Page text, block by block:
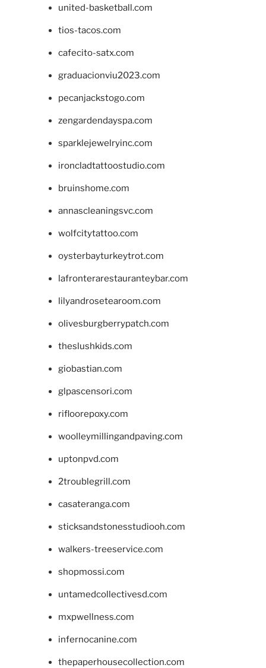
united-basketball.com
tios-tacos.com
cafecito-satx.com
graduacionviu2023.com
pecanjackstogo.com
zengardendayspa.com
sparklejewelryinc.com
ironcladtattoostudio.com
bruinshome.com
annascleaningsvc.com
wolfcitytattoo.com
oysterbayturkeytrot.com
lafronterarestauranteybar.com
lilyandrosetearoom.com
olivesburgberrypatch.com
theslushkids.com
giobastian.com
glpascensori.com
rifloorepoxy.com
woolleymillingandpaving.com
uptonpvd.com
2troublegrill.com
casateranga.com
sticksandstonesstudiooh.com
walkers-treeservice.com
shopmossi.com
untamedcollectivesd.com
mxpwellness.com
infernocanine.com
thepaperhousecollection.com